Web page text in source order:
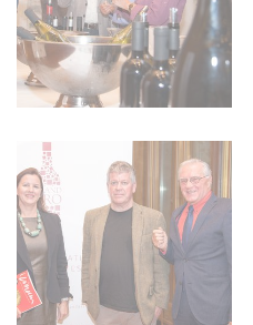
IMPRESSUM
AGB & DATENSCHUTZ
FAQ